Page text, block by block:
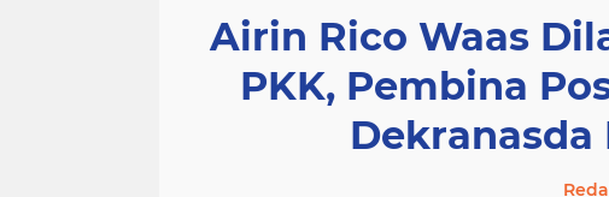
Airin Rico Waas
PKK, Pembina
Dekranasda